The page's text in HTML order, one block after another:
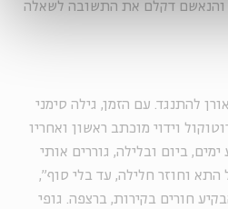
דקלם את התשובה לשאלה
להתנגד. עם הזמן, גילה סימני
וידוי מוכתב ראשון ואחריו
ביום ובלילה, גוררים אותי
וחוזר חלילה, עד בלי סוף",
חורים בקירות, ברצפה. גופי